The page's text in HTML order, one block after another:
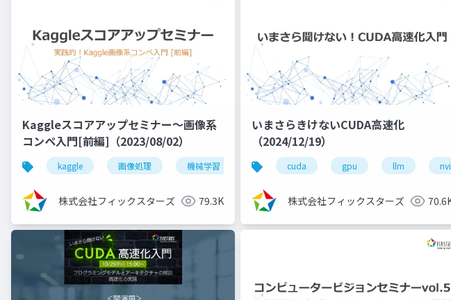
Kaggleスコアアップセミナー～画像系
コンペ入門[前編]（2023/08/02）
kaggle 画像処理 機械学習 深層学習 ディープラーニング コン
株式会社フィックスターズ 79.3K
いまさらきけないCUDA高速化
（2024/12/19）
cuda gpu llm
株式会社フィックスターズ